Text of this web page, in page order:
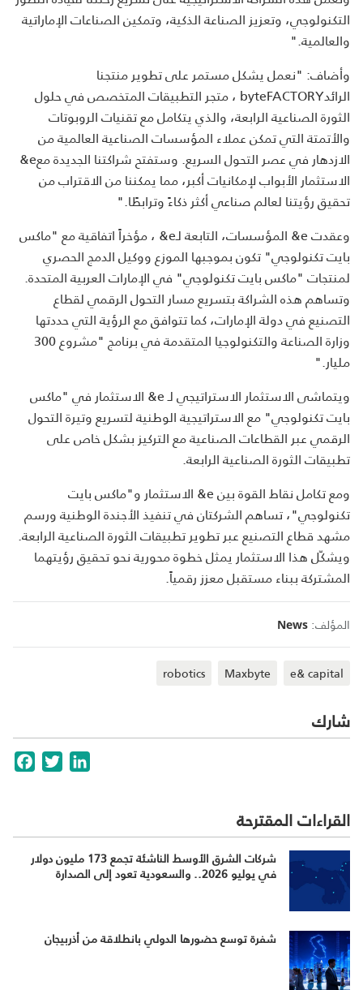
التكنولوجي، وتعزيز الصناعة الذكية، وتمكين الصناعات الإماراتية
والعالمية".
وأضاف: "نعمل يشكل مستمر على تطوير منتجنا
الرائدbyteFACTORY ، متجر التطبيقات المتخصص في حلول
الثورة الصناعية الرابعة، والذي يتكامل مع تقنيات الروبوتات
والأتمتة التي تمكن عملاء المؤسسات الصناعية العالمية من
الازدهار في عصر التحول السريع. وستفتح شراكتنا الجديدة مع&e
الاستثمار الأبواب لإمكانيات أكبر، مما يمكننا من الاقتراب من
تحقيق رؤيتنا لعالم صناعي أكثر ذكاءً وترابطًا".
وعقدت&eالمؤسسات، التابعة لـ&e ، مؤخراً اتفاقية مع "ماكس
بايت تكنولوجي" تكون بموجبها الموزع ووكيل الدمج الحصري
لمنتجات "ماكس بايت تكنولوجي" في الإمارات العربية المتحدة.
وتساهم هذه الشراكة بتسريع مسار التحول الرقمي لقطاع
التصنيع في دولة الإمارات، كما تتوافق مع الرؤية التي حددتها
وزارة الصناعة والتكنولوجيا المتقدمة في برنامج "مشروع 300
مليار".
ويتماشى الاستثمار الاستراتيجي لـ&eالاستثمار في "ماكس
بايت تكنولوجي" مع الاستراتيجية الوطنية لتسريع وتيرة التحول
الرقمي عبر القطاعات الصناعية مع التركيز بشكل خاص على
تطبيقات الثورة الصناعية الرابعة.
ومع تكامل نقاط القوة بين&eالاستثمار و"ماكس بايت
تكنولوجي"، تساهم الشركتان في تنفيذ الأجندة الوطنية ورسم
مشهد قطاع التصنيع عبر تطوير تطبيقات الثورة الصناعية الرابعة.
ويشكّل هذا الاستثمار يمثل خطوة محورية نحو تحقيق رؤيتهما
المشتركة ببناء مستقبل معزز رقمياً.
المؤلف: News
e& capital
Maxbyte
robotics
شارك
TwitterLinkedIn
القراءات المقترحة
شركات الشرق الأوسط الناشئة تجمع 173 مليون دولار
في يوليو 2026.. والسعودية تعود إلى الصدارة
شفرة توسع حضورها الدولي بانطلاقة من أذربيجان